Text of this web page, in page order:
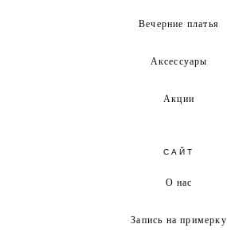
Вечерние платья
Аксессуары
Акции
САЙТ
О нас
Запись на примерку